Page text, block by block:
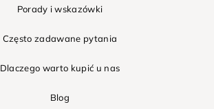
Porady i wskazówki
Często zadawane pytania
Dlaczego warto kupić u nas
Blog